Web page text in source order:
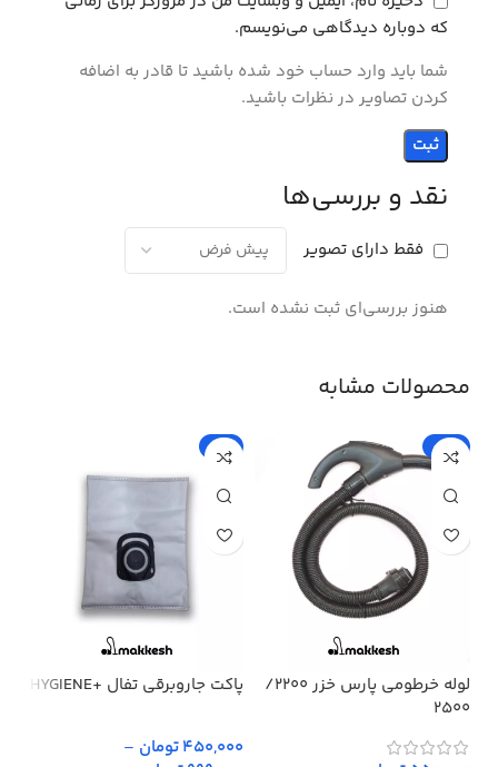
نقد و بررسی‌ها
فقط دارای تصویر
هنوز بررسی‌ای ثبت نشده است.
که دوباره دیدگاهی می‌نویسم.
شما باید وارد حساب خود شده باشید تا قادر به اضافه
کردن تصاویر در نظرات باشید.
محصولات مشابه
-15%
لوله خرطومی پارس خزر 2200/
2500
-5%
پاکت جاروبرقی تفال +HYGIENE
450,000 تومان
–